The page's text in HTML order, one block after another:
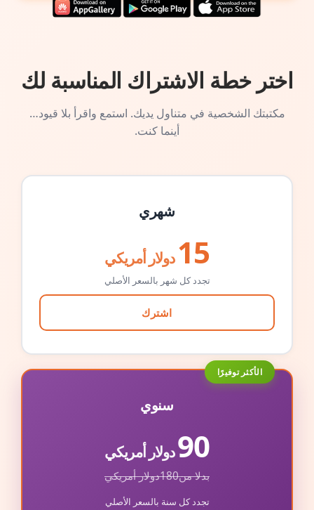
اختر خطة الاشتراك المناسبة لك
مكتبتك الشخصية في متناول يديك. استمع واقرأ بلا قيود…
أينما كنت.
شهري
15 دولار أمريكي
تجدد كل شهر بالسعر الأصلي
اشترك
الأكثر توفيرًا
سنوي
90دولار أمريكي
بدلا من180دولار أمريكي
تجدد كل سنة بالسعر الأصلي